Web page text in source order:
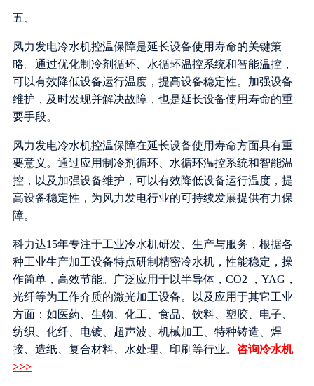
五、
风力发电冷水机控温保障是延长设备使用寿命的关键策
略。通过优化制冷剂循环、水循环温控系统和智能温控，
可以有效降低设备运行温度，提高设备稳定性。加强设备
维护，及时发现并解决故障，也是延长设备使用寿命的重
要手段。
风力发电冷水机控温保障在延长设备使用寿命方面具有重
要意义。通过应用制冷剂循环、水循环温控系统和智能温
控，以及加强设备维护，可以有效降低设备运行温度，提
高设备稳定性，为风力发电行业的可持续发展提供有力保
障。
科力达15年专注于工业冷水机研发、生产与服务，根据各
种工业生产加工设备特点研制精密冷水机，性能稳定，操
作简单，高效节能。广泛应用于以半导体，CO2 ，YAG，
光纤等为工作介质的激光加工设备。以及应用于其它工业
方面：如医药、生物、化工、食品、饮料、塑胶、电子、
纺织、化纤、电镀、超声波、机械加工、特种铸造、焊
接、造纸、复合材料、水处理、印刷等行业。 咨询冷水机
>>>